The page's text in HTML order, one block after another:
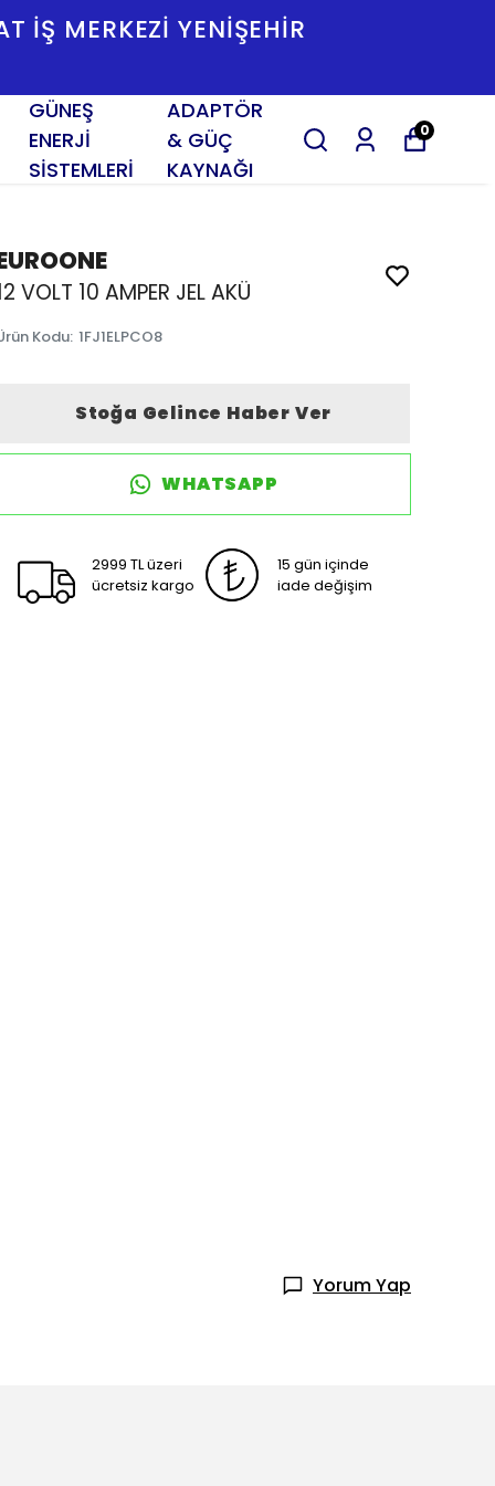
İŞ MERKEZI YENIŞEHIR
GÜNEŞ
ENERJİ
SİSTEMLERİ
ADAPTÖR
& GÜÇ
KAYNAĞI
0
VOLT 10 AMPER JEL AKÜ
Kodu: 1FJ1ELPCO8
Stoğa Gelince Haber Ver
WHATSAPP
2999 TL üzeri
ücretsiz kargo
15 gün içinde
iade değişim
Yorum Yap